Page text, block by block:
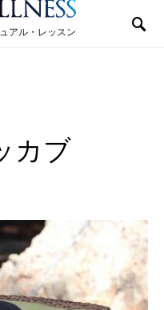
アル・レッスン
カブ